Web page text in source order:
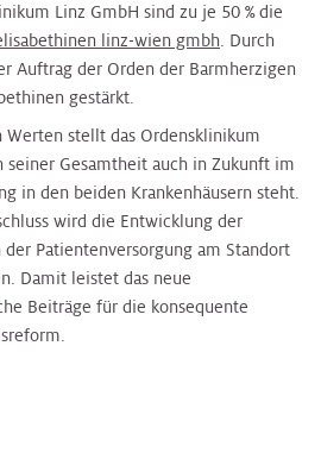
Linz GmbH sind zu je 50 % die
linz-wien gmbh. Durch
Auftrag der Orden der Barmherzigen
gestärkt.
Werten stellt das Ordensklinikum
seiner Gesamtheit auch in Zukunft im
in den beiden Krankenhäusern steht.
wird die Entwicklung der
Patientenversorgung am Standort
Damit leistet das neue
Beiträge für die konsequente